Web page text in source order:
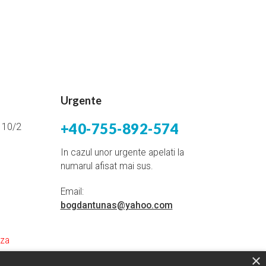
10/2
Urgente
+40-755-892-574
In cazul unor urgente apelati la
numarul afisat mai sus.
Email:
bogdantunas@yahoo.com
×